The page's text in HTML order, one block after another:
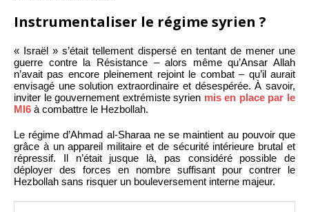
Instrumentaliser le régime syrien ?
« Israël » s’était tellement dispersé en tentant de mener une
guerre contre la Résistance – alors même qu’Ansar Allah
n’avait pas encore pleinement rejoint le combat – qu’il aurait
envisagé une solution extraordinaire et désespérée. À savoir,
inviter le gouvernement extrémiste syrien mis en place par le
MI6 à combattre le Hezbollah.
Le régime d’Ahmad al-Sharaa ne se maintient au pouvoir que
grâce à un appareil militaire et de sécurité intérieure brutal et
répressif. Il n’était jusque là, pas considéré possible de
déployer des forces en nombre suffisant pour contrer le
Hezbollah sans risquer un bouleversement interne majeur.